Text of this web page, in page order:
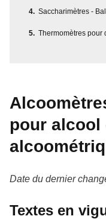
Saccharimètres -
Thermomètres pour
pour alcool
Date du dernier
Textes en